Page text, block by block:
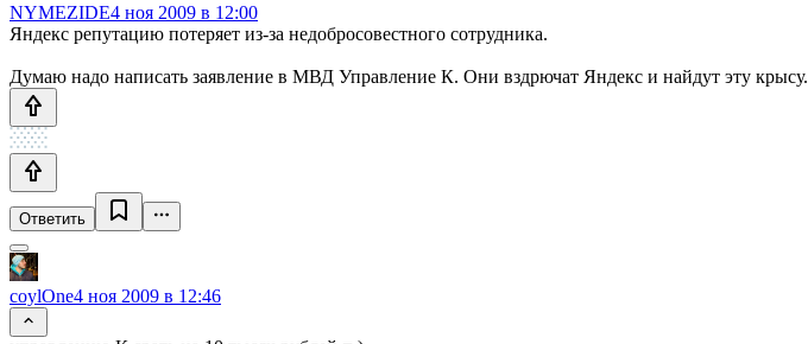
NYMEZIDE4 ноя 2009 в 12:00
Яндекс репутацию потеряет из-за недобросовестного сотрудника.
Думаю надо написать заявление в МВД Управление К. Они вздрючат Яндекс и найдут эту крысу.
Ответить
coylOne4 ноя 2009 в 12:46